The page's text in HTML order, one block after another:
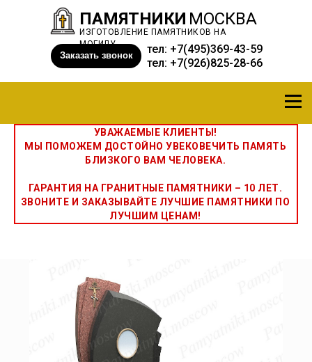
Заказать звонок тел: +7(495)369-43-59
тел: +7(926)825-28-66
ПАМЯТНИКИ МОСКВА
ИЗГОТОВЛЕНИЕ ПАМЯТНИКОВ НА
МОГИЛУ
УВАЖАЕМЫЕ КЛИЕНТЫ!
МЫ ПОМОЖЕМ ДОСТОЙНО УВЕКОВЕЧИТЬ ПАМЯТЬ
БЛИЗКОГО ВАМ ЧЕЛОВЕКА.
ГАРАНТИЯ НА ГРАНИТНЫЕ ПАМЯТНИКИ – 10 ЛЕТ.
ЗВОНИТЕ И ЗАКАЗЫВАЙТЕ ЛУЧШИЕ ПАМЯТНИКИ ПО
ЛУЧШИМ ЦЕНАМ!